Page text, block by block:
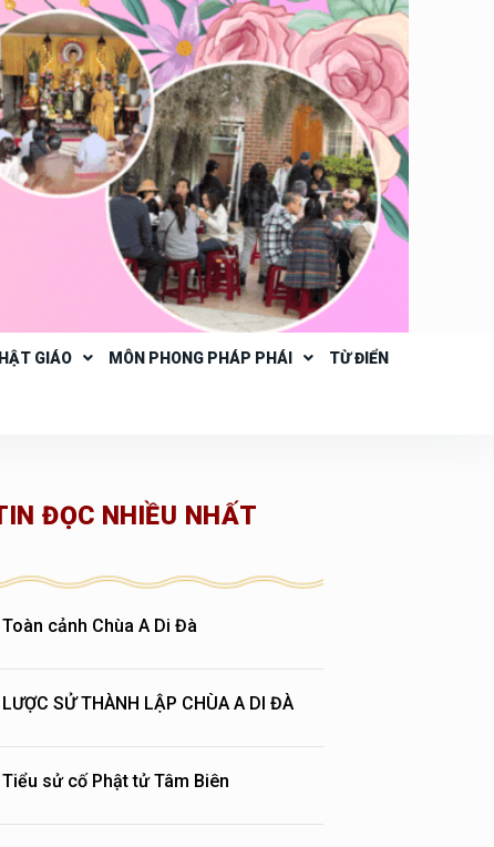
GIÁO MÔN PHONG PHÁP PHÁI TỪ ĐIỂN
ĐỌC NHIỀU NHẤT
Toàn cảnh Chùa A Di Đà
LƯỢC SỬ THÀNH LẬP CHÙA A DI ĐÀ
Tiểu sử cố Phật tử Tâm Biên